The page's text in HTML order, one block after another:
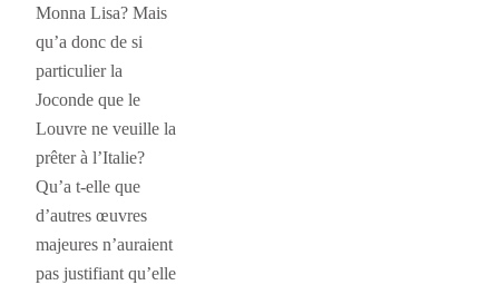
Monna Lisa? Mais
qu’a donc de si
particulier la
Joconde que le
Louvre ne veuille la
prêter à l’Italie?
Qu’a t-elle que
d’autres œuvres
majeures n’auraient
pas justifiant qu’elle